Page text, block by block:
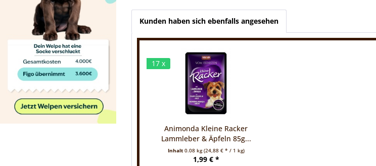
Kunden haben sich ebenfalls angesehen
17 x
Animonda Kleine Racker
Lammleber & Äpfeln 85g...
Inhalt 0.08 kg(24,88 € * / 1 kg)
1,99 € *